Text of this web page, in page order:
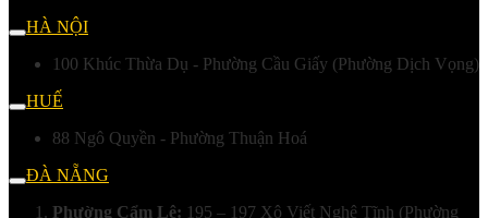
HÀ NỘI
100 Khúc Thừa Dụ - Phường Cầu Giấy (Phường Dịch Vọng)
HUẾ
88 Ngô Quyền - Phường Thuận Hoá
ĐÀ NẴNG
Phường Cẩm Lệ: 195 – 197 Xô Viết Nghệ Tĩnh (Phường